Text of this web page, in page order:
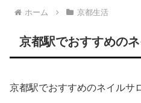
ホーム 京都生活
京都駅でおすすめの
京都駅でおすすめのネイルサ